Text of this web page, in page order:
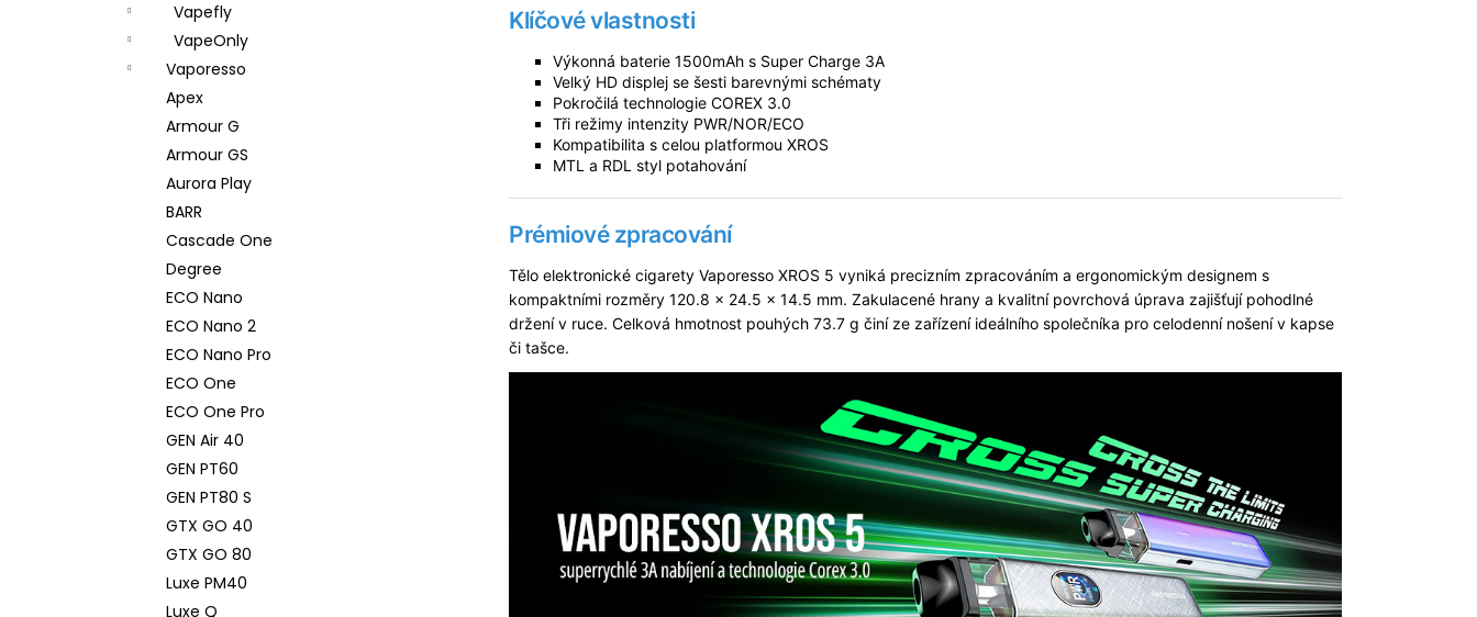
Vapefly
VapeOnly
Vaporesso
Apex
Armour G
Armour GS
Aurora Play
BARR
Cascade One
Degree
ECO Nano
ECO Nano 2
ECO Nano Pro
ECO One
ECO One Pro
GEN Air 40
GEN PT60
GEN PT80 S
GTX GO 40
GTX GO 80
Luxe PM40
Luxe Q
Klíčové vlastnosti
Výkonná baterie 1500mAh s Super Charge 3A
Velký HD displej se šesti barevnými schématy
Pokročilá technologie COREX 3.0
Tři režimy intenzity PWR/NOR/ECO
Kompatibilita s celou platformou XROS
MTL a RDL styl potahování
Prémiové zpracování
Tělo elektronické cigarety Vaporesso XROS 5 vyniká precizním zpracováním a ergonomickým designem s
kompaktními rozměry 120.8 x 24.5 x 14.5 mm. Zakulacené hrany a kvalitní povrchová úprava zajišťují pohodlné
držení v ruce. Celková hmotnost pouhých 73.7 g činí ze zařízení ideálního společníka pro celodenní nošení v kapse
či tašce.